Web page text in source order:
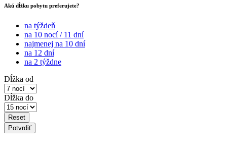
Akú dĺžku pobytu preferujete?
na týždeň
na 10 nocí / 11 dní
najmenej na 10 dní
na 12 dní
na 2 týždne
Dĺžka od
Dĺžka do
Reset
Potvrdiť